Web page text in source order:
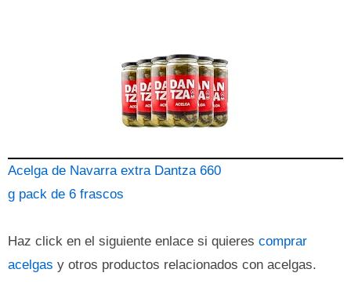
Acelga de Navarra extra Dantza 660
g pack de 6 frascos
Haz click en el siguiente enlace si quieres comprar
acelgas y otros productos relacionados con acelgas.